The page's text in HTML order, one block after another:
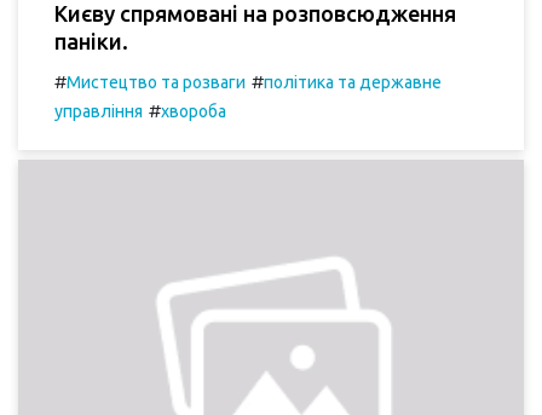
Києву спрямовані на розповсюдження
паніки.
#Мистецтво та розваги #політика та державне
управління #хвороба